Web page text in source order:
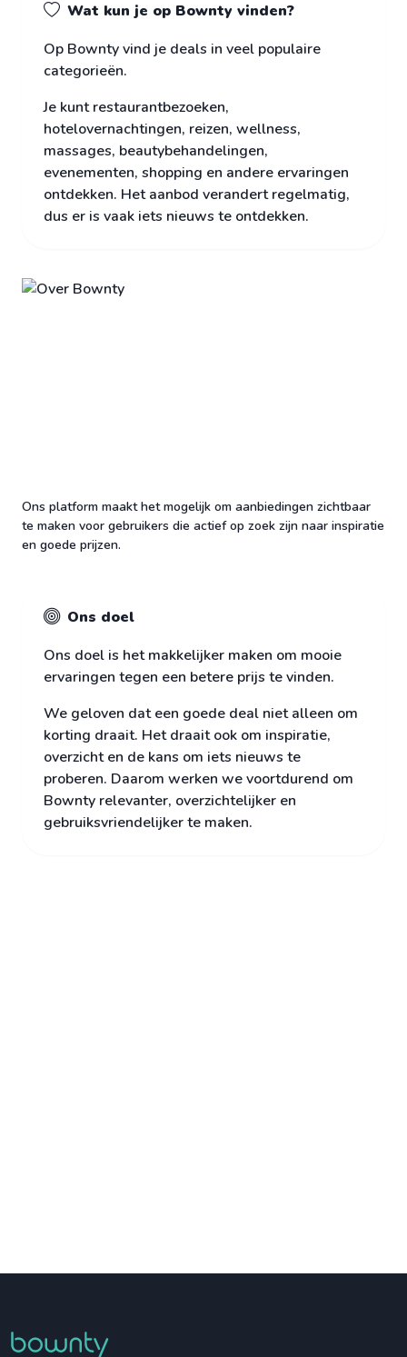
Wat kun je op Bownty vinden?
Op Bownty vind je deals in veel populaire
categorieën.
Je kunt restaurantbezoeken,
hotelovernachtingen, reizen, wellness,
massages, beautybehandelingen,
evenementen, shopping en andere ervaringen
ontdekken. Het aanbod verandert regelmatig,
dus er is vaak iets nieuws te ontdekken.
Ons platform maakt het mogelijk om aanbiedingen zichtbaar
te maken voor gebruikers die actief op zoek zijn naar inspiratie
en goede prijzen.
Ons doel
Ons doel is het makkelijker maken om mooie
ervaringen tegen een betere prijs te vinden.
We geloven dat een goede deal niet alleen om
korting draait. Het draait ook om inspiratie,
overzicht en de kans om iets nieuws te
proberen. Daarom werken we voortdurend om
Bownty relevanter, overzichtelijker en
gebruiksvriendelijker te maken.